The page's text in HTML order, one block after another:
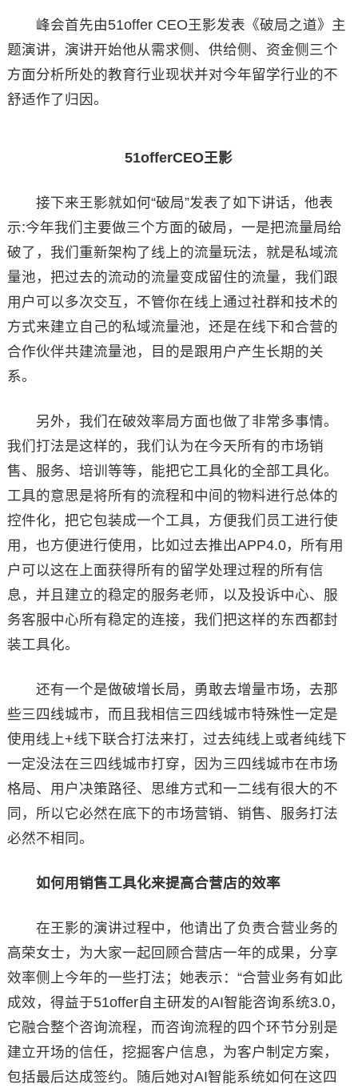
峰会首先由51offer CEO王影发表《破局之道》主
题演讲，演讲开始他从需求侧、供给侧、资金侧三个
方面分析所处的教育行业现状并对今年留学行业的不
舒适作了归因。
51offerCEO王影
接下来王影就如何“破局”发表了如下讲话，他表
示:今年我们主要做三个方面的破局，一是把流量局给
破了，我们重新架构了线上的流量玩法，就是私域流
量池，把过去的流动的流量变成留住的流量，我们跟
用户可以多次交互，不管你在线上通过社群和技术的
方式来建立自己的私域流量池，还是在线下和合营的
合作伙伴共建流量池，目的是跟用户产生长期的关
系。
另外，我们在破效率局方面也做了非常多事情。
我们打法是这样的，我们认为在今天所有的市场销
售、服务、培训等等，能把它工具化的全部工具化。
工具的意思是将所有的流程和中间的物料进行总体的
控件化，把它包装成一个工具，方便我们员工进行使
用，也方便进行使用，比如过去推出APP4.0，所有用
户可以这在上面获得所有的留学处理过程的所有信
息，并且建立的稳定的服务老师，以及投诉中心、服
务客服中心所有稳定的连接，我们把这样的东西都封
装工具化。
还有一个是做破增长局，勇敢去增量市场，去那
些三四线城市，而且我相信三四线城市特殊性一定是
使用线上+线下联合打法来打，过去纯线上或者纯线下
一定没法在三四线城市打穿，因为三四线城市在市场
格局、用户决策路径、思维方式和一二线有很大的不
同，所以它必然在底下的市场营销、销售、服务打法
必然不相同。
如何用销售工具化来提高合营店的效率
在王影的演讲过程中，他请出了负责合营业务的
高荣女士，为大家一起回顾合营店一年的成果，分享
效率侧上今年的一些打法；她表示：“合营业务有如此
成效，得益于51offer自主研发的AI智能咨询系统3.0，
它融合整个咨询流程，而咨询流程的四个环节分别是
建立开场的信任，挖掘客户信息，为客户制定方案，
包括最后达成签约。随后她对AI智能系统如何在这四